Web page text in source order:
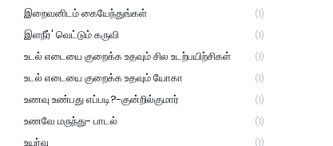
இறைவனிடம் கையேந்துங்கள் (1)
இளநீர்' வெட்டும் கருவி (1)
உடல் எடையை குறைக்க உதவும் சில உடற்பயிற்சிகள் (1)
உடல் எடையை குறைக்க உதவும் யோகா (1)
உணவு உண்பது எப்படி?-குன்றில்குமார் (1)
உணவே மருந்து- பாடல் (1)
உயர்வு (1)